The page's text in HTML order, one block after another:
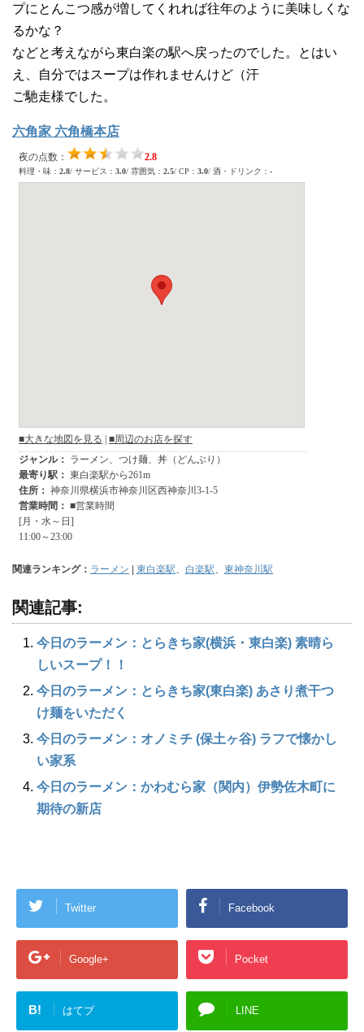
プにとんこつ感が増してくれれば往年のように美味しくな
るかな？
などと考えながら東白楽の駅へ戻ったのでした。とはい
え、自分ではスープは作れませんけど（汗
ご馳走様でした。
六角家 六角橋本店
関連ランキング： ラーメン | 東白楽駅、 白楽駅、 東神奈川駅
関連記事:
今日のラーメン：とらきち家(横浜・東白楽) 素晴ら
しいスープ！！
今日のラーメン：とらきち家(東白楽) あさり煮干つ
け麺をいただく
今日のラーメン：オノミチ (保土ヶ谷) ラフで懐かし
い家系
今日のラーメン：かわむら家（関内）伊勢佐木町に
期待の新店
Twitter Facebook
Google+ Pocket
B! はてブ LINE